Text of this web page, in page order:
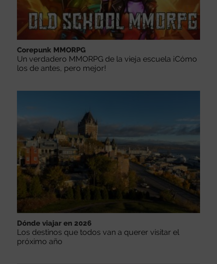
Corepunk MMORPG
Un verdadero MMORPG de la vieja escuela ¡Cómo
los de antes, pero mejor!
Dónde viajar en 2026
Los destinos que todos van a querer visitar el
próximo año